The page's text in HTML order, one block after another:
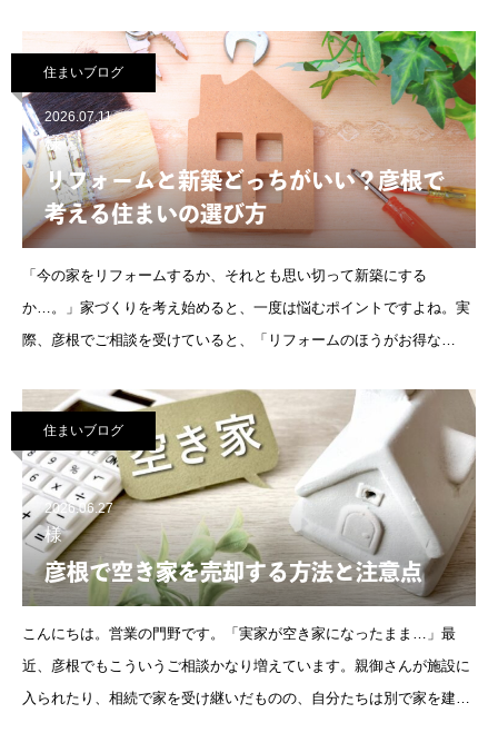
住まいブログ
2026.07.11
様
リフォームと新築どっちがいい？彦根で
考える住まいの選び方
「今の家をリフォームするか、それとも思い切って新築にする
か…。」家づくりを考え始めると、一度は悩むポイントですよね。実
際、彦根でご相談を受けていると、「リフォームのほうがお得な
す。正直なところ
住まいブログ
2026.06.27
様
彦根で空き家を売却する方法と注意点
こんにちは。営業の門野です。「実家が空き家になったまま…」最
近、彦根でもこういうご相談かなり増えています。親御さんが施設に
入られたり、相続で家を受け継いだものの、自分たちは別で家を建て